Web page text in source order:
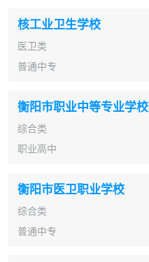
核工业卫生学校
医卫类
普通中专
衡阳市职业中等专业学校
综合类
职业高中
衡阳市医卫职业学校
综合类
普通中专